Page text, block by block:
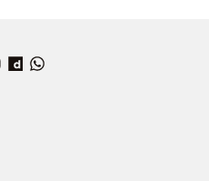
YouTube
Dailymotion